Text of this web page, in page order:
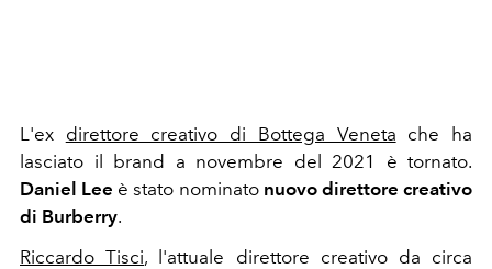
L'ex direttore creativo di Bottega Veneta che ha
lasciato il brand a novembre del 2021 è tornato.
Daniel Lee è stato nominato nuovo direttore creativo
di Burberry.
Riccardo Tisci, l'attuale direttore creativo da circa